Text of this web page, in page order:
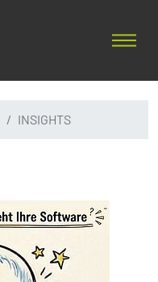
INSIGHTS